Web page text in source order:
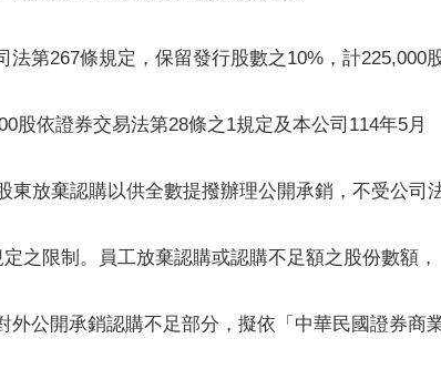
法第267條規定，保留發行股數之10%，計225,000
股依證券交易法第28條之1規定及本公司114年5月
東放棄認購以供全數提撥辦理公開承銷，不受公司
之限制。員工放棄認購或認購不足額之股份數額，
外公開承銷認購不足部分，擬依「中華民國證券商